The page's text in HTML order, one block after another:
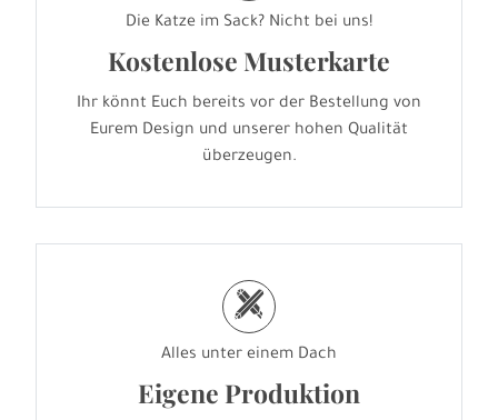
Die Katze im Sack? Nicht bei uns!
Kostenlose Musterkarte
Ihr könnt Euch bereits vor der Bestellung von
Eurem Design und unserer hohen Qualität
überzeugen.
h
Alles unter einem Dach
Eigene Produktion